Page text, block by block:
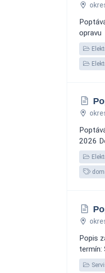
opravu
2026
Popis
termín: